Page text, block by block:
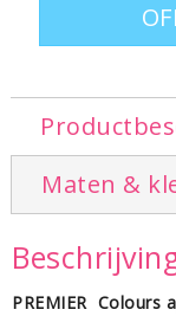
Maten &
PREMIER Colours